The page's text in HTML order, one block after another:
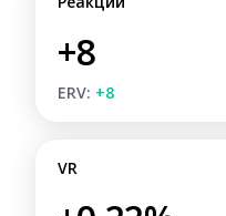
+8
ERV: +8
VR